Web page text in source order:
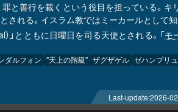
と善行を裁くという役目を担っている。
される。イスラム教ではミーカールとして知
）」とともに日曜日を司る天使とされる。「モ
ダルフォン "天上の階級" ザグザゲル ゼハンプリュ
Last-update:2026-